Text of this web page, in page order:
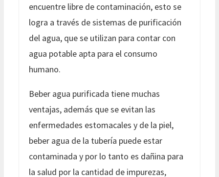
encuentre libre de contaminación, esto se
logra a través de sistemas de purificación
del agua, que se utilizan para contar con
agua potable apta para el consumo
humano.
Beber agua purificada tiene muchas
ventajas, además que se evitan las
enfermedades estomacales y de la piel,
beber agua de la tubería puede estar
contaminada y por lo tanto es dañina para
la salud por la cantidad de impurezas,